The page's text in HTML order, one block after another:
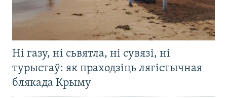
Ні газу, ні сьвятла, ні сувязі, ні
турыстаў: як праходзіць лягістычная
блякада Крыму